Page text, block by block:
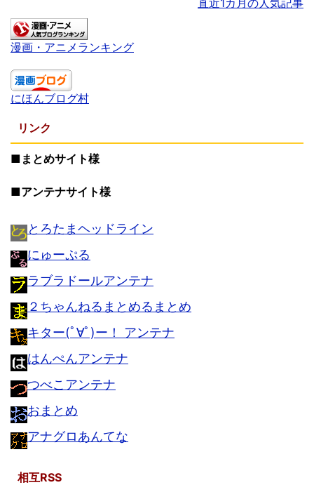
直近1カ月の人気記事
漫画・アニメランキング
にほんブログ村
リンク
■まとめサイト様
■アンテナサイト様
とろたまヘッドライン
にゅーぷる
ラブラドールアンテナ
２ちゃんねるまとめるまとめ
キター(ﾟ∀ﾟ)ー！ アンテナ
はんぺんアンテナ
つべこアンテナ
おまとめ
アナグロあんてな
相互RSS